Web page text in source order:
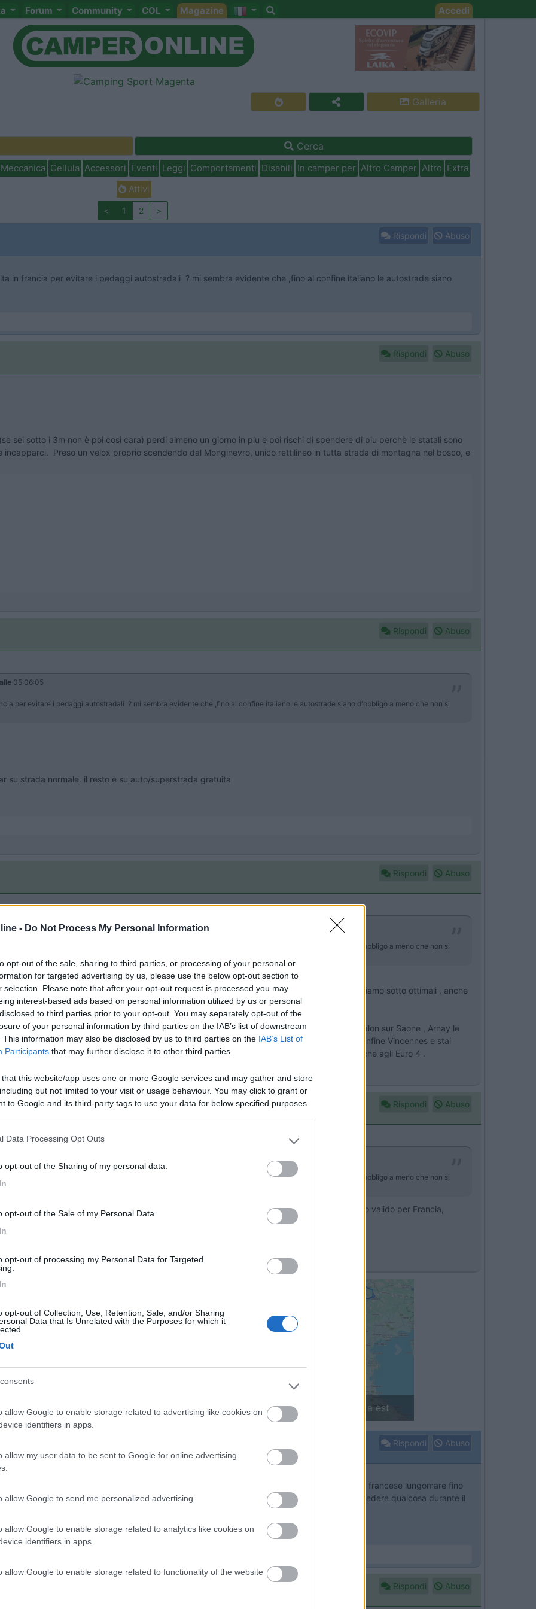
- Do Not Process My Personal Information
opt-out of the sale, sharing to third parties, or processing of your personal or
for targeted advertising by us, please use the below opt-out section to
selection. Please note that after your opt-out request is processed you may
interest-based ads based on personal information utilized by us or personal
to third parties prior to your opt-out. You may separately opt-out of the
of your personal information by third parties on the IAB’s list of downstream
This information may also be disclosed by us to third parties on the IAB’s List of
Participants that may further disclose it to other third parties.
that this website/app uses one or more Google services and may gather and store
but not limited to your visit or usage behaviour. You may click to grant or
to Google and its third-party tags to use your data for below specified purposes
Data Processing Opt Outs
opt-out of the Sharing of my personal data.
opt-out of the Sale of my Personal Data.
opt-out of processing my Personal Data for Targeted
opt-out of Collection, Use, Retention, Sale, and/or Sharing
Data that Is Unrelated with the Purposes for which it
allow Google to enable storage related to advertising like cookies on
identifiers in apps.
allow my user data to be sent to Google for online advertising
allow Google to send me personalized advertising.
allow Google to enable storage related to analytics like cookies on
identifiers in apps.
allow Google to enable storage related to functionality of the website
Forum Community COL Magazine Accedi
Galleria
Cerca
Meccanica Cellula Accessori Eventi Leggi Comportamenti Disabili In camper per Altro Camper Altro Extra
Attivi
< 1 2 >
Rispondi Abuso
in francia per evitare i pedaggi autostradali ? mi sembra evidente che ,fino al confine italiano le autostrade siano
Rispondi Abuso
sei sotto i 3m non è poi così cara) perdi almeno un giorno in piu e poi rischi di spendere di piu perchè le statali sono
Preso un velox proprio scendendo dal Monginevro, unico rettilineo in tutta strada di montagna nel bosco, e
Rispondi Abuso
alle 05:06:05
per evitare i pedaggi autostradali ? mi sembra evidente che ,fino al confine italiano le autostrade siano d'obbligo a meno che non si
su strada normale. il resto è su auto/superstrada gratuita
Rispondi Abuso
alle05:06:05
per evitare i pedaggi autostradali ? mi sembra evidente che ,fino al confine italiano le autostrade siano d'obbligo a meno che non si
sarai oltralpe puoi pensare di risalire su strade dipartimentali e nazionalki che , come sappiamo sotto ottimali , anche
dipartimentale che corre pressoche parrallelas all'antostrada A6 (autoroute du soleil) .
D 1079 e qui prendi la dipartimentale D 906 ( la vecchia N6 ) passando per Tournus , Chalon sur Saone , Arnay le
, poi Auxerre , Sens , Fontainebleau , Melun e torna ad essere considerata N 6 ed infine Vincennes e stai
de la Gare . Attento al bollino Crit'Air perchè dal 1°gennaio il traffico da qui è interdetto anche agli Euro 4 .
Rispondi Abuso
per evitare i pedaggi autostradali ? mi sembra evidente che ,fino al confine italiano le autostrade siano d'obbligo a meno che non si
tanto (sei in tariffa 2) e puoi prendere gratuitamente il FULLI NOMADE, un telepass gratuito valido per Francia,
se lo usi in Francia e 2,40€ se lo usi in Spagna o Portogallo:
a casa.
Finlandia in camper: il piccolo sentiero
Rispondi Abuso
agli autovelox pero' sul " non costa poi cosi' tanto " per esperienza personale l'autostrada francese lungomare fino
in autostrada mi annoia a morte e preferisco stare un giorno in meno a parigi ma vedere qualcosa durante il
Rispondi Abuso